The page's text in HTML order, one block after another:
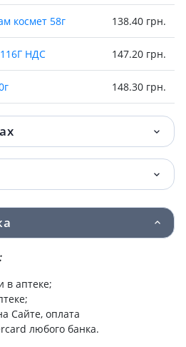
космет 58г 138.40 грн.
НДС 147.20 грн.
148.30 грн.
с d-
100г
157.80 грн.
с маслом
космет 130г
35г
АПТЕЧКА ГЕЛЬ
аптеке;
Сайте, оплата
любого банка.